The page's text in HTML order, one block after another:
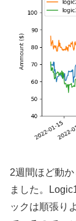
2週間ほど動
ました。
ックは順張り